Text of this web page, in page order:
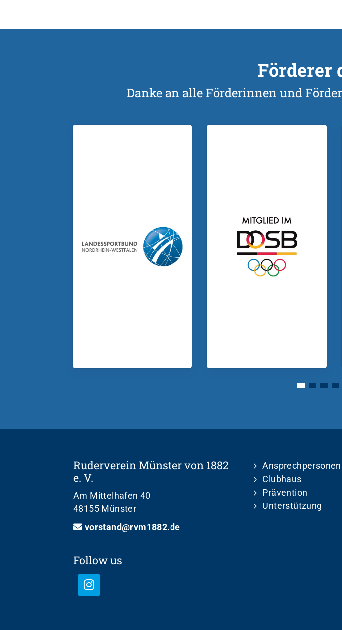
Förderer
Danke an alle Förderinnen und
Ruderverein Münster von 1882
e. V.
Am Mittelhafen 40
48155 Münster
vorstand@rvm1882.de
Ansprechpersonen
Clubhaus
Prävention
Unterstützung
Follow us